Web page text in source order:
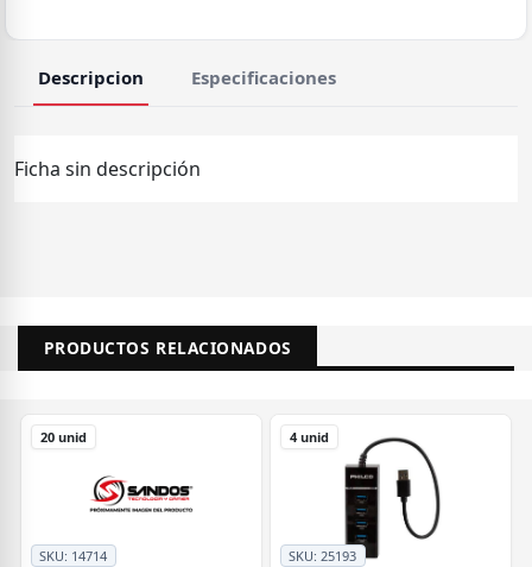
Descripcion Especificaciones
Ficha sin descripción
PRODUCTOS RELACIONADOS
SKU: 14714
20 unid
SKU:25193
4 unid